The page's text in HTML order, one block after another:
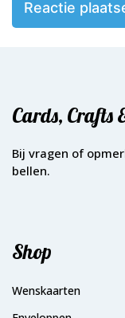
Cards, Crafts
Bij vragen of
bellen.
Shop
Wenskaarten